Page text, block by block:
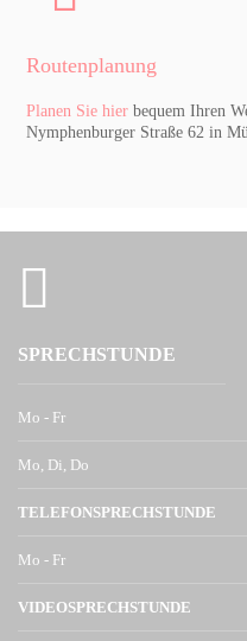
Routenplanung
Planen Sie hier bequem Ihren
Nymphenburger Straße 62 in
SPRECH­STUNDE
Mo - Fr
Mo, Di, Do
TELEFONSPRECHSTUNDE
Mo - Fr
VIDEOSPRECHSTUNDE